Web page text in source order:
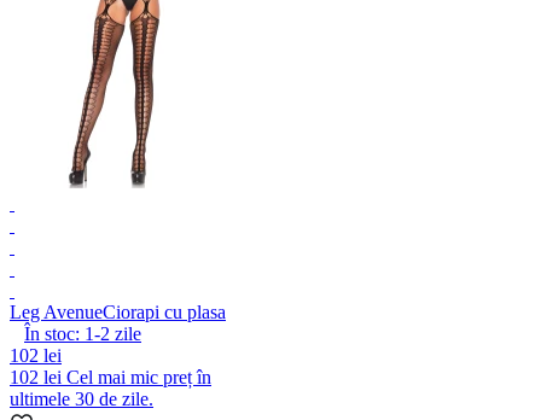
Leg AvenueCiorapi cu plasa
În stoc: 1-2 zile
102 lei
102 lei Cel mai mic preț în
ultimele 30 de zile.